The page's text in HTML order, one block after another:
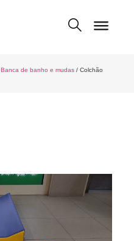
Banca de banho e mudas/ Colchão